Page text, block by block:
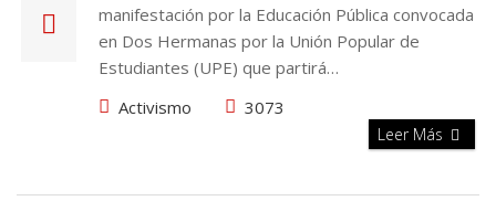
manifestación por la Educación Pública convocada
en Dos Hermanas por la Unión Popular de
Estudiantes (UPE) que partirá…
Activismo
3073
Leer Más